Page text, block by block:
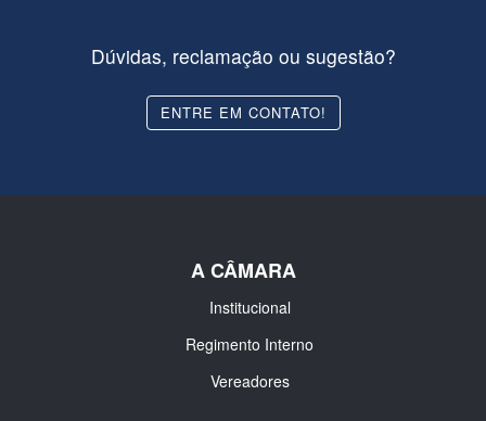
Dúvidas, reclamação ou sugestão?
ENTRE EM CONTATO!
A CÂMARA
Institucional
Regimento Interno
Vereadores